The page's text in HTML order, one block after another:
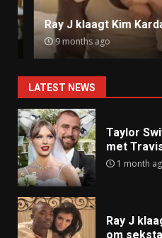
Ray J klaagt Kim
9 months ago
LATEST NEWS
Taylor
met
1 month
Ray J
om